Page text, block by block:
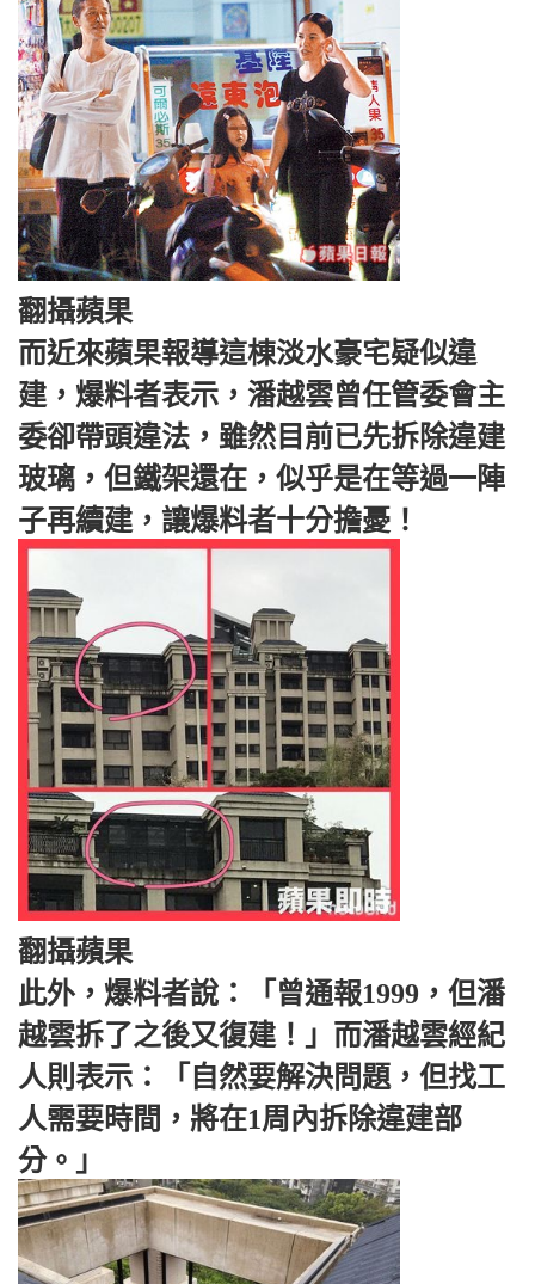
翻攝蘋果
而近來蘋果報導這棟淡水豪宅疑似違
建，爆料者表示，潘越雲曾任管委會主
委卻帶頭違法，雖然目前已先拆除違建
玻璃，但鐵架還在，似乎是在等過一陣
子再續建，讓爆料者十分擔憂！
翻攝蘋果
此外，爆料者說：「曾通報1999，但潘
越雲拆了之後又復建！」而潘越雲經紀
人則表示：「自然要解決問題，但找工
人需要時間，將在1周內拆除違建部
分。」